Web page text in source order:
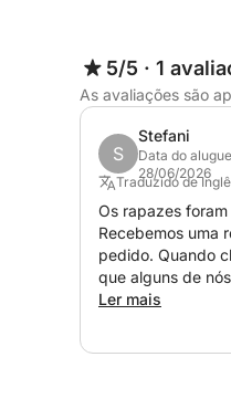
5/5 · 1
As avaliações são
S
Stefani
Data do
28/06/2026
Traduzido de
Os rapazes
Recebemos uma
pedido. Quando
que alguns de
para nossa
Ler mais